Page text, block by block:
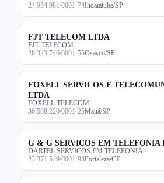
24.954.981/0001-74Indaiatuba/SP
FJT TELECOM LTDA
FJT TELECOM
28.323.746/0001-55Osasco/SP
FOXELL SERVICOS E
LTDA
FOXELL TELECOM
36.588.220/0001-25Mauá/SP
G & G SERVICOS EM TELEFONIA
DARTEL SERVICOS EM TELEFONIA
23.371.549/0001-98Fortaleza/CE